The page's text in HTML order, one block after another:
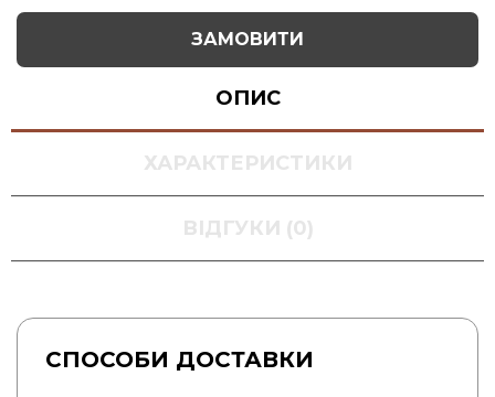
ЗАМОВИТИ
ОПИС
ХАРАКТЕРИСТИКИ
ВІДГУКИ (0)
СПОСОБИ ДОСТАВКИ